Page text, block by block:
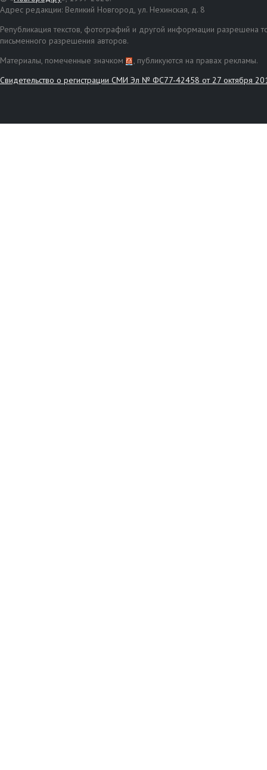
Адрес редакции: Великий Новгород, ул. Нехинская, д. 8
Републикация текстов, фотографий и другой информации разрешена
письменного разрешения авторов.
Материалы, помеченные значком
, публикуются на правах рекламы.
Свидетельство о регистрации СМИ Эл № ФС77-42458 от 27 октября